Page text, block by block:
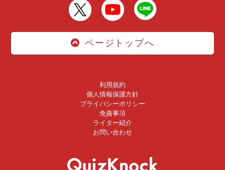
ページトップへ
利用規約
個人情報保護方針
プライバシーポリシー
免責事項
ライター紹介
お問い合わせ